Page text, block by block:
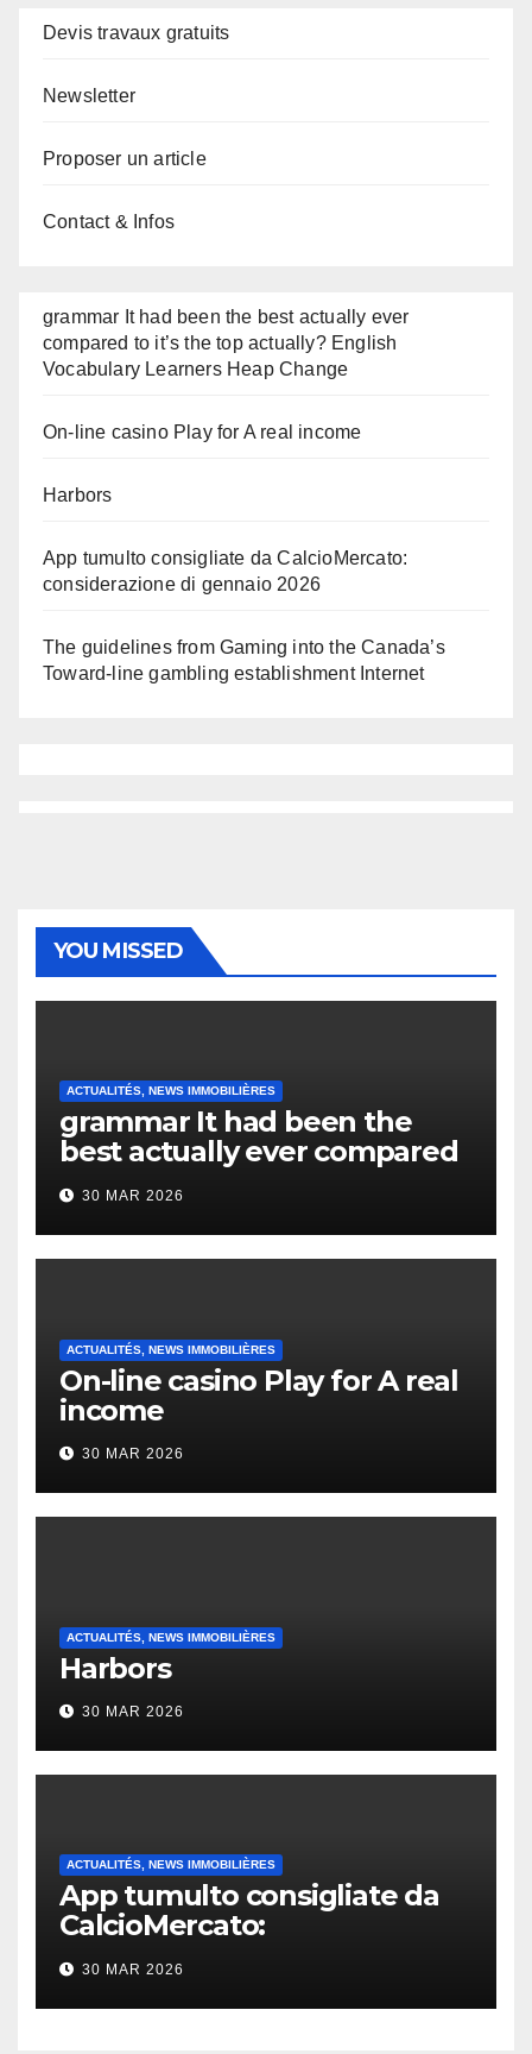
Devis travaux gratuits
Newsletter
Proposer un article
Contact & Infos
grammar It had been the best actually ever
compared to it’s the top actually? English
Vocabulary Learners Heap Change
On-line casino Play for A real income
Harbors
App tumulto consigliate da CalcioMercato:
considerazione di gennaio 2026
The guidelines from Gaming into the Canada’s
Toward-line gambling establishment Internet
YOU MISSED
ACTUALITÉS, NEWS IMMOBILIÈRES
grammar It had been the
best actually ever compared
to it’s the top actually?
English Vocabulary Learners
Heap Change
30 MAR 2026
ACTUALITÉS, NEWS IMMOBILIÈRES
On-line casino Play for A real
income
30 MAR 2026
ACTUALITÉS, NEWS IMMOBILIÈRES
Harbors
30 MAR 2026
ACTUALITÉS, NEWS IMMOBILIÈRES
App tumulto consigliate da
CalcioMercato:
considerazione di gennaio
2026
30 MAR 2026